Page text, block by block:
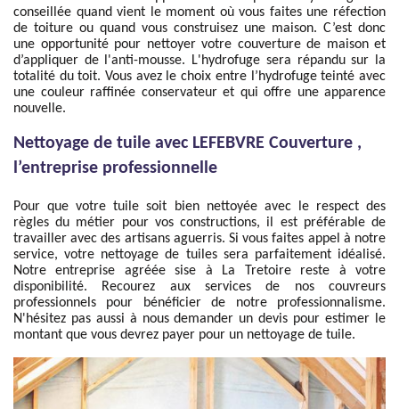
conseillée quand vient le moment où vous faites une réfection
de toiture ou quand vous construisez une maison. C’est donc
une opportunité pour nettoyer votre couverture de maison et
d’appliquer de l'anti-mousse. L'hydrofuge sera répandu sur la
totalité du toit. Vous avez le choix entre l’hydrofuge teinté avec
une couleur raffinée conservateur et qui offre une apparence
nouvelle.
Nettoyage de tuile avec LEFEBVRE Couverture ,
l’entreprise professionnelle
Pour que votre tuile soit bien nettoyée avec le respect des
règles du métier pour vos constructions, il est préférable de
travailler avec des artisans aguerris. Si vous faites appel à notre
service, votre nettoyage de tuiles sera parfaitement idéalisé.
Notre entreprise agréée sise à La Tretoire reste à votre
disponibilité. Recourez aux services de nos couvreurs
professionnels pour bénéficier de notre professionnalisme.
N'hésitez pas aussi à nous demander un devis pour estimer le
montant que vous devrez payer pour un nettoyage de tuile.